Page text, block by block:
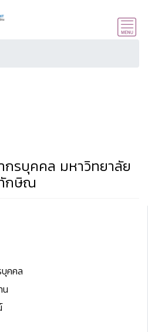
กรบุคคล มหาวิทยาลัย
กษิณ
คคล
น